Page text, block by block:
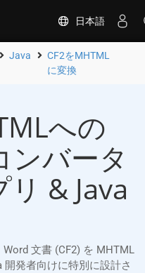
日本語
Java
CF2をMHTML
に変換
への
ンバータ
& Java
文書 (CF2) を MHTML
発者向けに特別に設計さ